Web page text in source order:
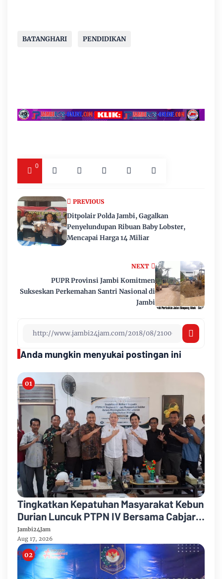
BATANGHARI PENDIDIKAN
0
NEXT
PUPR Provinsi Jambi Komitmen
Sukseskan Perkemahan Santri Nasional di
Jambi
PREVIOUS
Ditpolair Polda Jambi, Gagalkan
Penyelundupan Ribuan Baby Lobster,
Mencapai Harga 14 Miliar
Anda mungkin menyukai postingan ini
Tingkatkan Kepatuhan Masyarakat Kebun
Durian Luncuk PTPN IV Bersama Cabjari
Batanghari Gelar Sosialisasi Hukum
Jambi24Jam
Aug 17, 2026